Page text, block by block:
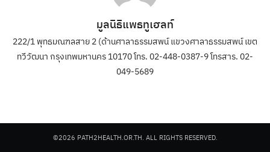
มูลนิธิแพธทูเฮลท์
222/1 พุทธมณฑลสาย 2 (ด้านศาลาธรรมสพน์ แขวงศาลาธรรมสพน์ เขต
ทวีวัฒนา กรุงเทพมหานคร 10170 โทร. 02-448-0387-9 โทรสาร. 02-
049-5689
©2026 PATH2HEALTH.OR.TH. ALL RIGHTS RESERVED.